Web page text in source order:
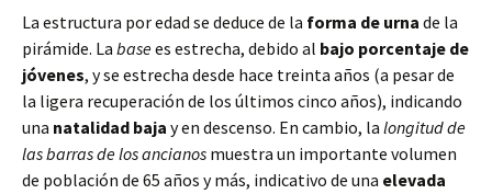
La estructura por edad se deduce de la forma de urna de la
pirámide. La basees estrecha, debido al bajo porcentaje de
jóvenes, y se estrecha desde hace treinta años (a pesar de
la ligera recuperación de los últimos cinco años), indicando
una natalidad baja y en descenso. En cambio, la longitud de
las barras de los ancianos muestra un importante volumen
de población de 65 años y más, indicativo de una elevada